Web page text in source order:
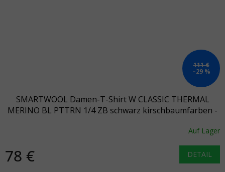
111 €
–29 %
SMARTWOOL Damen-T-Shirt W CLASSIC THERMAL
MERINO BL PTTRN 1/4 ZB schwarz kirschbaumfarben -
Auf Lager
78 € DETAIL